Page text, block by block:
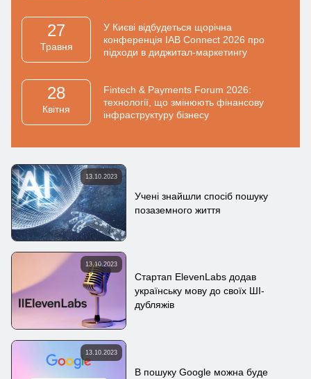
27
Травня
У Києві відбудеться щорічна
конференція IAB Connect 2026 про
підходи в диджитал-маркетингу
28
Квiтня
Fintech & Payments Forum 2026:
технології, що змінюють фінансову
інфраструктуру бізнесу
13.10.2023
Учені знайшли спосіб пошуку
позаземного життя
13.10.2023
Стартап ElevenLabs додав
українську мову до своїх ШІ-
дубляжів
13.10.2023
В пошуку Google можна буде